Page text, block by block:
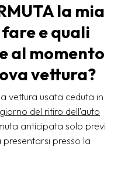
la mia
e quali
al momento
vettura?
vettura usata ceduta in
del ritiro dell’auto
anticipata solo previ
presso la